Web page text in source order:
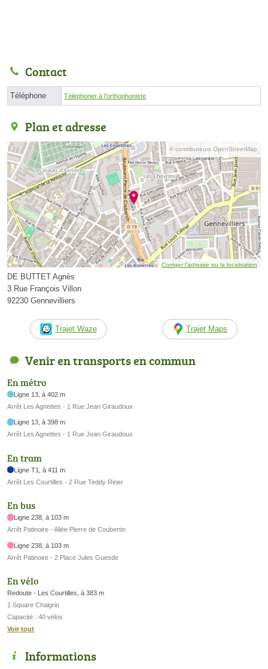
Contact
Téléphone Téléphoner à l'orthophoniste
Plan et adresse
© contributeurs OpenStreetMap
Corriger l’adresse ou la localisation
DE BUTTET Agnès
3 Rue François Villon
92230 Gennevilliers
Trajet Waze Trajet Maps
Venir en transports en commun
En métro
Ligne 13, à 402 m
Arrêt Les Agnettes - 1 Rue Jean Giraudoux
Ligne 13, à 398 m
Arrêt Les Agnettes - 1 Rue Jean Giraudoux
En tram
Ligne T1, à 411 m
Arrêt Les Courtilles - 2 Rue Teddy Riner
En bus
Ligne 238, à 103 m
Arrêt Patinoire - Allée Pierre de Coubertin
Ligne 238, à 103 m
Arrêt Patinoire - 2 Place Jules Guesde
En vélo
Redoute - Les Courtilles, à 383 m
1 Square Chalgrin
Capacité : 40 vélos
Voir tout
Informations